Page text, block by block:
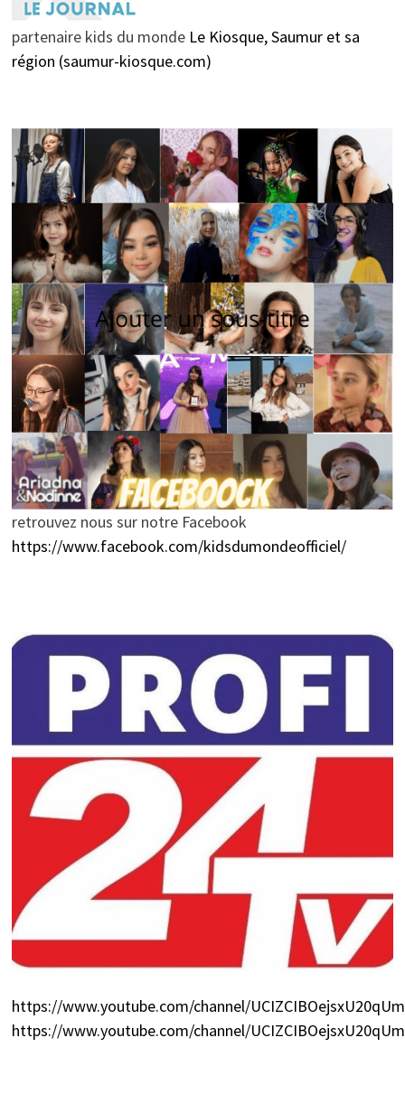
partenaire kids du monde Le Kiosque, Saumur et sa
région (saumur-kiosque.com)
retrouvez nous sur notre Facebook
https://www.facebook.com/kidsdumondeofficiel/
https://www.youtube.com/channel/
https://www.youtube.com/channel/